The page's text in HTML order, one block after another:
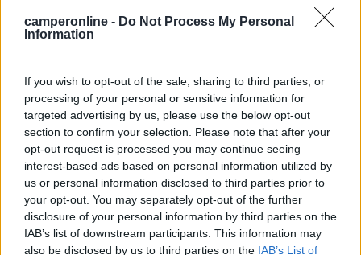
camperonline - Do Not Process My Personal
Information
If you wish to opt-out of the sale, sharing to third parties, or
processing of your personal or sensitive information for
targeted advertising by us, please use the below opt-out
section to confirm your selection. Please note that after your
opt-out request is processed you may continue seeing
interest-based ads based on personal information utilized by
us or personal information disclosed to third parties prior to
your opt-out. You may separately opt-out of the further
disclosure of your personal information by third parties on the
IAB’s list of downstream participants. This information may
also be disclosed by us to third parties on the IAB’s List of
Lecco (LC) - 14.4km
Via alla Spiaggia, 35 - Loc. Chiuso